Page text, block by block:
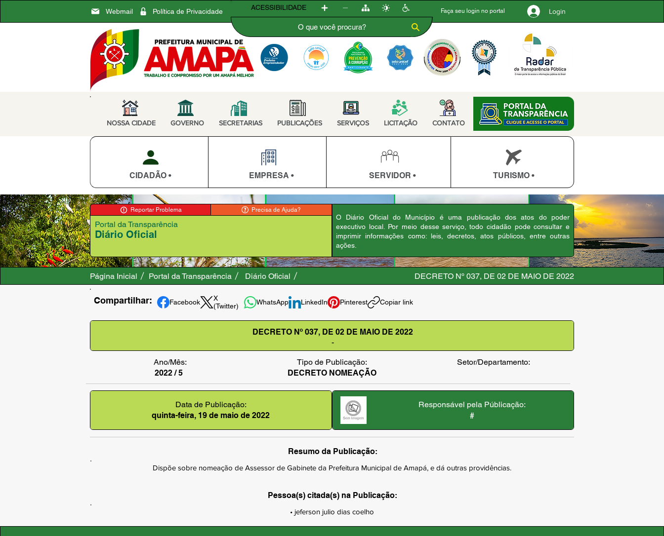
Webmail Política de Privacidade Faça seu login no portal Login
ACESSIBILIDADE
NOSSA CIDADE GOVERNO SECRETARIAS PUBLICAÇÕES SERVIÇOS LICITAÇÃO CONTATO
CIDADÃO • EMPRESA • SERVIDOR • TURISMO •
Reportar Problema Precisa de Ajuda?
Diário Oficial
Portal da Transparência
O Diário Oficial do Município é uma publicação dos atos do poder
executivo local. Por meio desse serviço, todo cidadão pode consultar e
imprimir informações como: leis, decretos, atos públicos, entre outras
ações.
Página Inicial Portal da Transparência Diário Oficial DECRETO Nº 037, DE 02 DE MAIO DE 2022
Compartilhar: Facebook
X
(Twitter)
WhatsApp LinkedIn Pinterest Copiar link
DECRETO Nº 037, DE 02 DE MAIO DE 2022
-
Ano/Mês:
2022 / 5
Tipo de Publicação:
DECRETO NOMEAÇÃO
Setor/Departamento:
Data de Publicação:
quinta-feira, 19 de maio de 2022
Responsável pela Públicação:
#
Resumo da Publicação:
Dispõe sobre nomeação de Assessor de Gabinete da Prefeitura Municipal de Amapá, e dá outras providências.
Pessoa(s) citada(s) na Publicação:
• jeferson julio dias coelho